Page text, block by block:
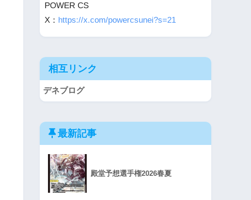
POWER CS
X： https://x.com/powercsunei?s=21
相互リンク
デネブログ
最新記事
殿堂予想選手権2026春夏